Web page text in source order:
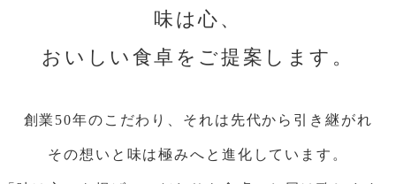
味は心、
おいしい食卓をご提案します。
創業50年のこだわり、それは先代から引き継がれ
その想いと味は極みへと進化しています。